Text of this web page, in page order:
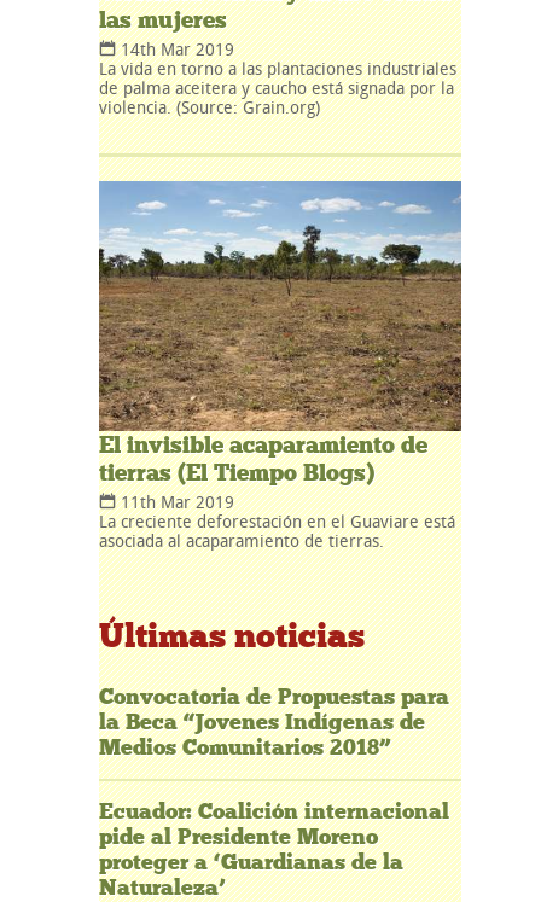
las mujeres
14th Mar 2019
La vida en torno a las plantaciones industriales
de palma aceitera y caucho está signada por la
violencia. (Source: Grain.org)
El invisible acaparamiento de
tierras (El Tiempo Blogs)
11th Mar 2019
La creciente deforestación en el Guaviare está
asociada al acaparamiento de tierras.
Últimas noticias
Convocatoria de Propuestas para
la Beca “Jovenes Indígenas de
Medios Comunitarios 2018”
Ecuador: Coalición internacional
pide al Presidente Moreno
proteger a ‘Guardianas de la
Naturaleza’